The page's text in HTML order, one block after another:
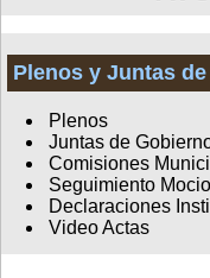
Plenos y Juntas
Plenos
Juntas de
Comisiones
Seguimiento
Declaraciones
Video Actas